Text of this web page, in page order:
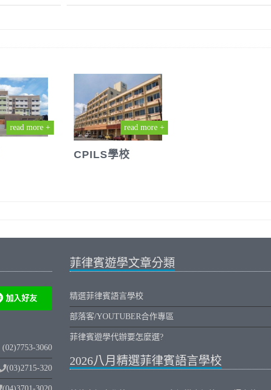
read more + read more +
CPILS學校
(02)7753-3060
(03)2715-320
菲律賓遊學文章分類
精選菲律賓語言學校
部落客/YOUTUBER合作專區
菲律賓遊學代辦要怎麼選?
2026八月精選菲律賓語言學校